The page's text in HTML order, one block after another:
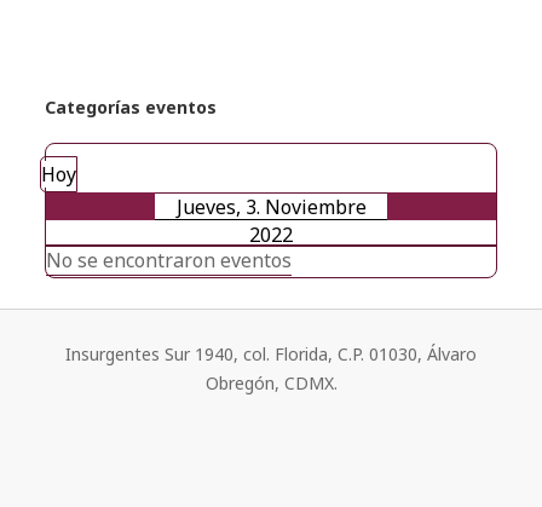
Categorías eventos
Hoy
Jueves, 3. Noviembre
2022
No se encontraron eventos
Insurgentes Sur 1940, col. Florida, C.P. 01030, Álvaro
Obregón, CDMX.